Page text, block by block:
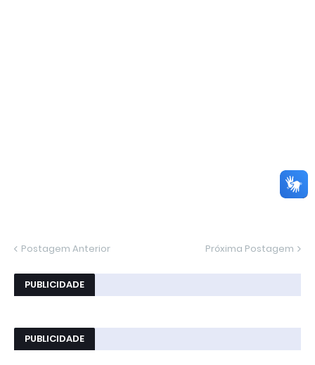
Postagem Anterior Próxima Postagem
PUBLICIDADE
PUBLICIDADE